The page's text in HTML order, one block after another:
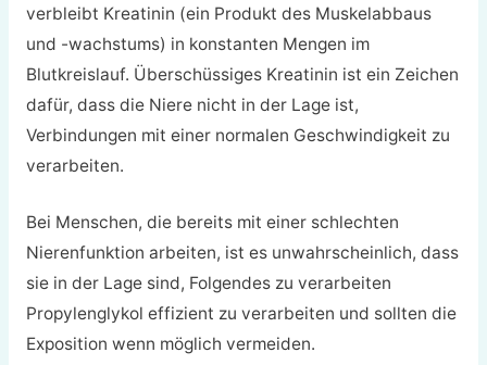
verbleibt Kreatinin (ein Produkt des Muskelabbaus
und -wachstums) in konstanten Mengen im
Blutkreislauf. Überschüssiges Kreatinin ist ein Zeichen
dafür, dass die Niere nicht in der Lage ist,
Verbindungen mit einer normalen Geschwindigkeit zu
verarbeiten.
Bei Menschen, die bereits mit einer schlechten
Nierenfunktion arbeiten, ist es unwahrscheinlich, dass
sie in der Lage sind, Folgendes zu verarbeiten
Propylenglykol effizient zu verarbeiten und sollten die
Exposition wenn möglich vermeiden.